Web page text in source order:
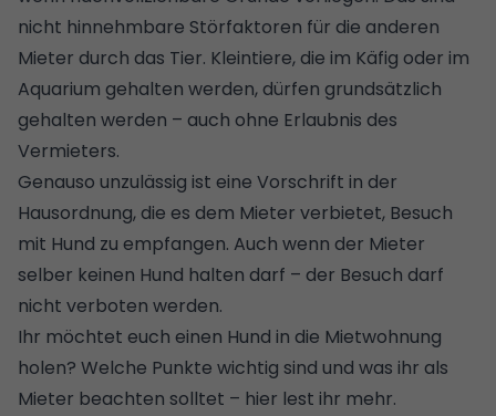
nicht hinnehmbare Störfaktoren für die anderen
Mieter durch das Tier. Kleintiere, die im Käfig oder im
Aquarium gehalten werden, dürfen grundsätzlich
gehalten werden – auch ohne Erlaubnis des
Vermieters.
Genauso unzulässig ist eine Vorschrift in der
Hausordnung, die es dem Mieter verbietet, Besuch
mit Hund zu empfangen. Auch wenn der Mieter
selber keinen Hund halten darf – der Besuch darf
nicht verboten werden.
Ihr möchtet euch einen Hund in die Mietwohnung
holen? Welche Punkte wichtig sind und was ihr als
Mieter beachten solltet – hier lest ihr mehr.